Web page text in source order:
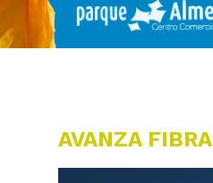
AVANZA FIBRA